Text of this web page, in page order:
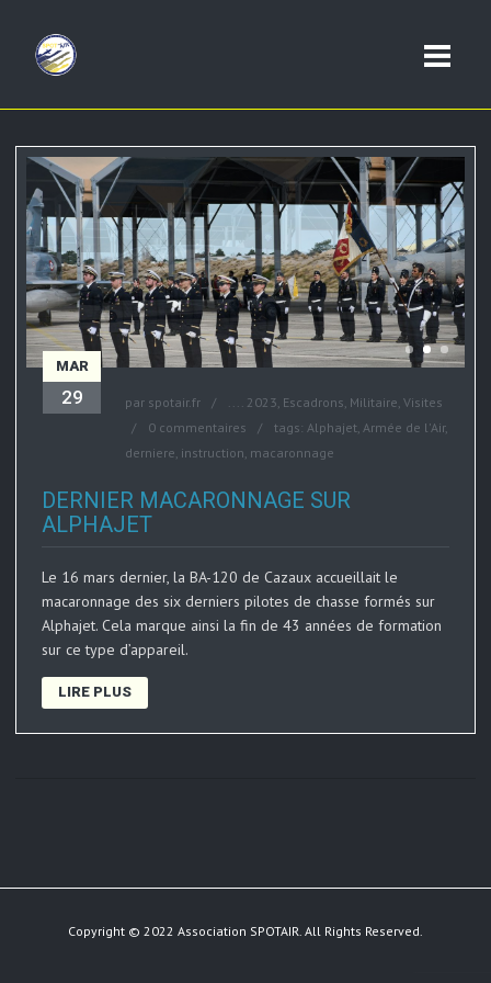
MAR
29 par spotair.fr .... 2023, Escadrons, Militaire, Visites
0 commentaires
tags: Alphajet, Armée de l'Air,
derniere, instruction, macaronnage
DERNIER MACARONNAGE SUR
ALPHAJET
Le 16 mars dernier, la BA-120 de Cazaux accueillait le
macaronnage des six derniers pilotes de chasse formés sur
Alphajet. Cela marque ainsi la fin de 43 années de formation
sur ce type d’appareil.
LIRE PLUS
Copyright © 2022 Association SPOTAIR. All Rights Reserved.